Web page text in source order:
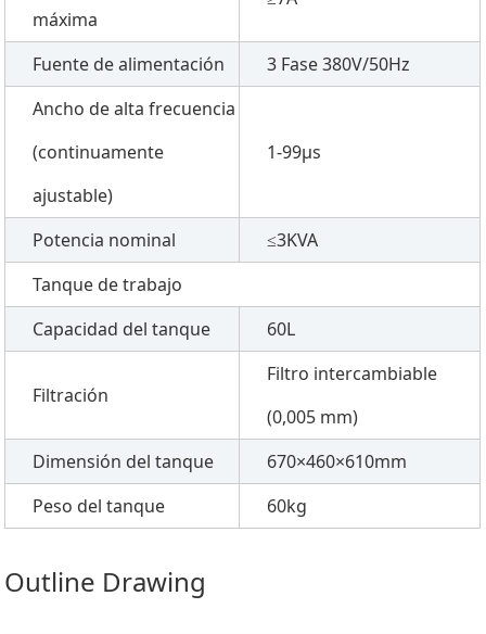
máxima
Fuente de alimentación
3 Fase 380V/50Hz
Ancho de alta frecuencia
(continuamente
ajustable)
1-99μs
Potencia nominal
≤3KVA
Tanque de trabajo
Capacidad del tanque
60L
Filtración
Filtro intercambiable
(0,005 mm)
Dimensión del tanque
670×460×610mm
Peso del tanque
60kg
Outline Drawing